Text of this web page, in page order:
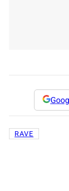
RAVE